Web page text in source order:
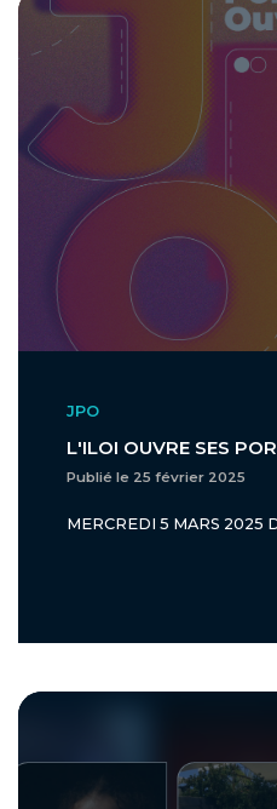
JPO
L'ILOI OUVRE SES
Publié le 25 février 2025
MERCREDI 5 MARS 2025